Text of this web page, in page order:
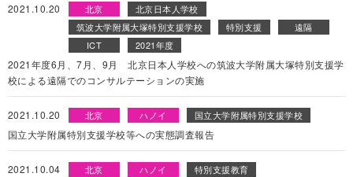
2021.10.20 北京
北京日本人学校
筑波大学附属大塚特別支援学校
特別支援
遠隔
ICT
2021年度
2021年度6月、7月、9月 北京日本人学校への筑波大学附属大塚特別支援学
校による遠隔でのコンサルテーションの実施
2021.10.20 北京 ハノイ 国立大学附属特別支援学校
国立大学附属特別支援学校等への実態調査報告
2021.10.04 北京 ハノイ 特別支援教育